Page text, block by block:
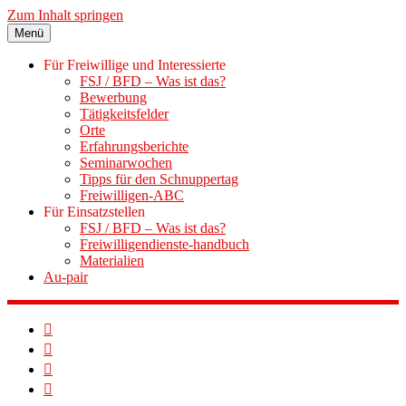
Zum Inhalt springen
Menü
Für Freiwillige und Interessierte
FSJ / BFD – Was ist das?
Bewerbung
Tätigkeitsfelder
Orte
Erfahrungsberichte
Seminarwochen
Tipps für den Schnuppertag
Freiwilligen-ABC
Für Einsatzstellen
FSJ / BFD – Was ist das?
Freiwilligendienste-handbuch
Materialien
Au-pair